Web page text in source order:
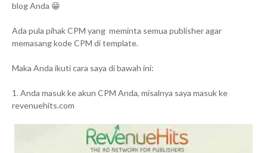
blog Anda 😁
Ada pula pihak CPM yang meminta semua publisher agar
memasang kode CPM di template.
Maka Anda ikuti cara saya di bawah ini:
1. Anda masuk ke akun CPM Anda, misalnya saya masuk ke
revenuehits.com